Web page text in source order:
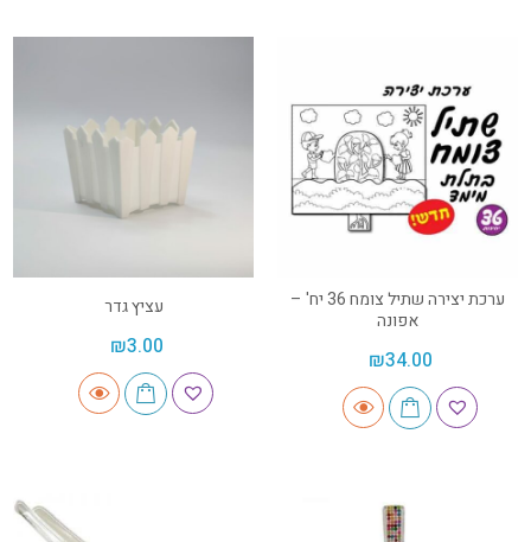
ערכת יצירה שתיל צומח 36 יח' –
אפונה
₪34.00
עציץ גדר
₪3.00